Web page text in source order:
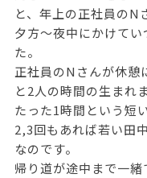
と、年上の正社員のN
夕方〜夜中にかけて
た。
正社員のNさんが休憩
と2人の時間の生まれま
たった1時間という短
2,3回もあれば若い田
なのです。
帰り道が途中まで一